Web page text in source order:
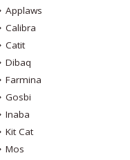
Applaws
Calibra
Catit
Dibaq
Farmina
Gosbi
Inaba
Kit Cat
Mos